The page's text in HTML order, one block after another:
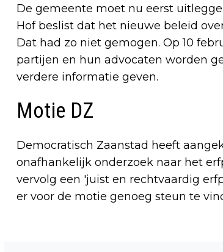
De gemeente moet nu eerst
Hof beslist dat het nieuwe beleid
Dat had zo niet gemogen. Op 10
partijen en hun advocaten worden
verdere informatie geven.
Motie DZ
Democratisch Zaanstad heeft
onafhankelijk onderzoek naar het
vervolg een 'juist en rechtvaardig
er voor de motie genoeg steun te